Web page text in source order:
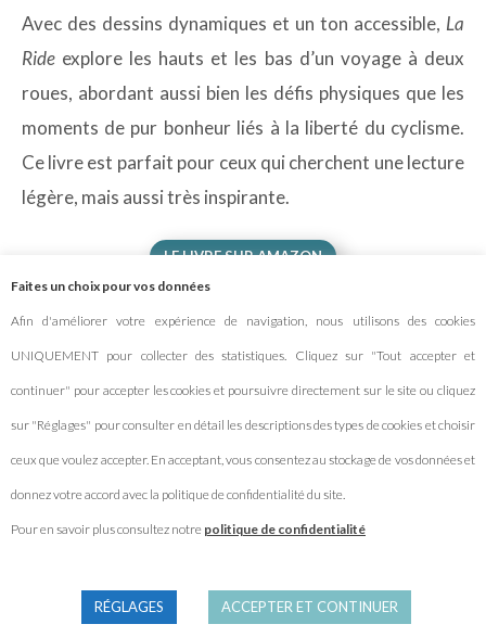
Avec des dessins dynamiques et un ton accessible, La
Rideexplore les hauts et les bas d’un voyage à deux
roues, abordant aussi bien les défis physiques que les
moments de pur bonheur liés à la liberté du cyclisme.
Ce livre est parfait pour ceux qui cherchent une lecture
légère, mais aussi très inspirante.
LE LIVRE SUR AMAZON
LE LIVRE À LA FNAC
D’AUTRES LIVRES VÉLO À DÉCOUVRIR :
Faites un choix pour vos données
Afin d'améliorer votre expérience de navigation, nous utilisons des cookies
UNIQUEMENT pour collecter des statistiques. Cliquez sur "Tout accepter et
continuer" pour accepter les cookies et poursuivre directement sur le site ou cliquez
sur "Réglages" pour consulter en détail les descriptions des types de cookies et choisir
ceux que voulez accepter. En acceptant, vous consentez au stockage de vos données et
donnez votre accord avec la politique de confidentialité du site.
Pour en savoir plus consultez notre politique de confidentialité
RÉGLAGES ACCEPTER ET CONTINUER